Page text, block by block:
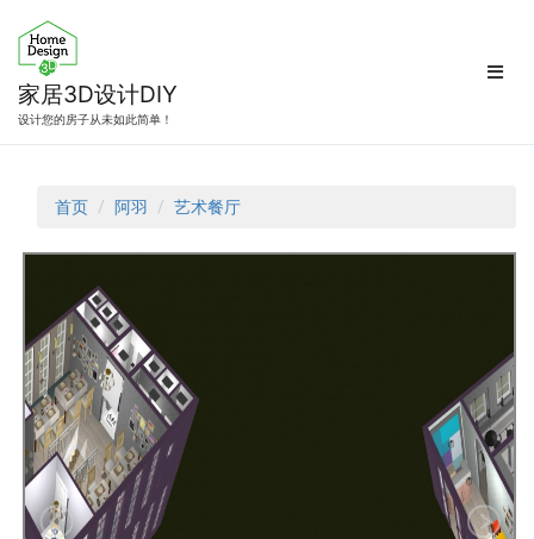
家居3D设计DIY
设计您的房子从未如此简单！
首页 阿羽 艺术餐厅